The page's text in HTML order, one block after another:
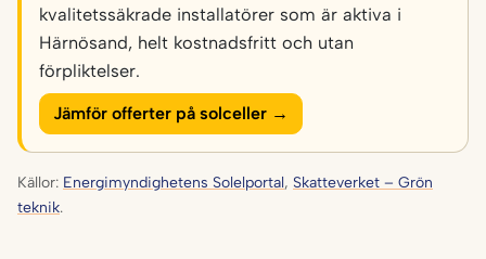
kvalitetssäkrade installatörer som är aktiva i
Härnösand, helt kostnadsfritt och utan
förpliktelser.
Jämför offerter på solceller →
Källor: Energimyndighetens Solelportal, Skatteverket – Grön
teknik.